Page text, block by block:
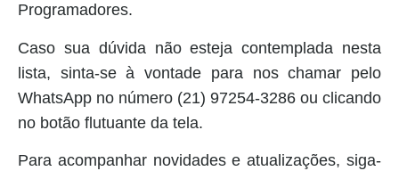
Programadores.
Caso sua dúvida não esteja contemplada nesta
lista, sinta-se à vontade para nos chamar pelo
WhatsApp no número (21) 97254-3286 ou clicando
no botão flutuante da tela.
Para acompanhar novidades e atualizações, siga-